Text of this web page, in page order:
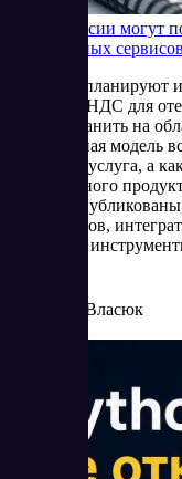
SaaS в России могут
для облачных сервисов
В России планируют
льготу по НДС для
распространить на
что облачная модель
отдельная услуга, а
программного
пока не
провайдеров,
цифровые
Елена Власюк